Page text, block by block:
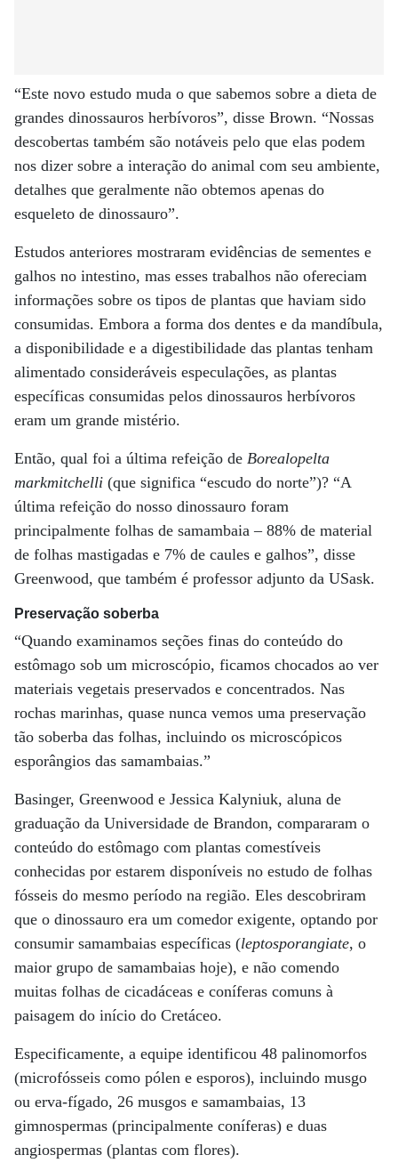
“Este novo estudo muda o que sabemos sobre a dieta de
grandes dinossauros herbívoros”, disse Brown. “Nossas
descobertas também são notáveis ​​pelo que elas podem
nos dizer sobre a interação do animal com seu ambiente,
detalhes que geralmente não obtemos apenas do
esqueleto de dinossauro”.
Estudos anteriores mostraram evidências de sementes e
galhos no intestino, mas esses trabalhos não ofereciam
informações sobre os tipos de plantas que haviam sido
consumidas. Embora a forma dos dentes e da mandíbula,
a disponibilidade e a digestibilidade das plantas tenham
alimentado consideráveis ​​especulações, as plantas
específicas consumidas pelos dinossauros herbívoros
eram um grande mistério.
Então, qual foi a última refeição de Borealopelta
markmitchelli (que significa “escudo do norte”)? “A
última refeição do nosso dinossauro foram
principalmente folhas de samambaia – 88% de material
de folhas mastigadas e 7% de caules e galhos”, disse
Greenwood, que também é professor adjunto da USask.
Preservação soberba
“Quando examinamos seções finas do conteúdo do
estômago sob um microscópio, ficamos chocados ao ver
materiais vegetais preservados e concentrados. Nas
rochas marinhas, quase nunca vemos uma preservação
tão soberba das folhas, incluindo os microscópicos
esporângios das samambaias.”
Basinger, Greenwood e Jessica Kalyniuk, aluna de
graduação da Universidade de Brandon, compararam o
conteúdo do estômago com plantas comestíveis
conhecidas por estarem disponíveis no estudo de folhas
fósseis do mesmo período na região. Eles descobriram
que o dinossauro era um comedor exigente, optando por
consumir samambaias específicas (leptosporangiate, o
maior grupo de samambaias hoje), e não comendo
muitas folhas de cicadáceas e coníferas comuns à
paisagem do início do Cretáceo.
Especificamente, a equipe identificou 48 palinomorfos
(microfósseis como pólen e esporos), incluindo musgo
ou erva-fígado, 26 musgos e samambaias, 13
gimnospermas (principalmente coníferas) e duas
angiospermas (plantas com flores).